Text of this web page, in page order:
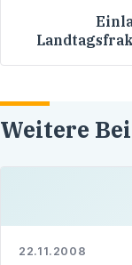
Weitere
22.11.2008